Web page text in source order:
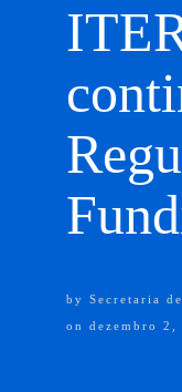
by Secretaria
on
dezembro 2,